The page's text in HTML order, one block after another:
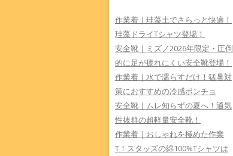
作業着｜珪藻土でさらっと快適！
珪藻ドライTシャツ登場！
安全靴｜ミズノ2026年限定・圧倒
的に足が疲れにくい安全靴登場！
作業着｜水で濡らすだけ！猛暑対
策におすすめの冷感ポンチョ
安全靴｜ムレ知らずの夏へ！通気
性抜群の超軽量安全靴！
作業着｜おしゃれを極めた作業
T！スタッズの綿100%Tシャツは